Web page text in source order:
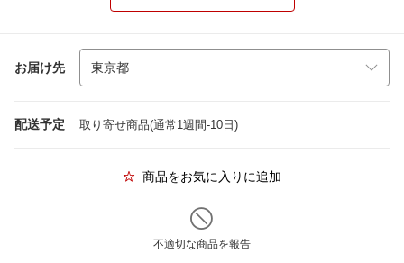
お届け先
配送予定 取り寄せ商品(通常1週間-10日)
商品をお気に入りに追加
不適切な商品を報告